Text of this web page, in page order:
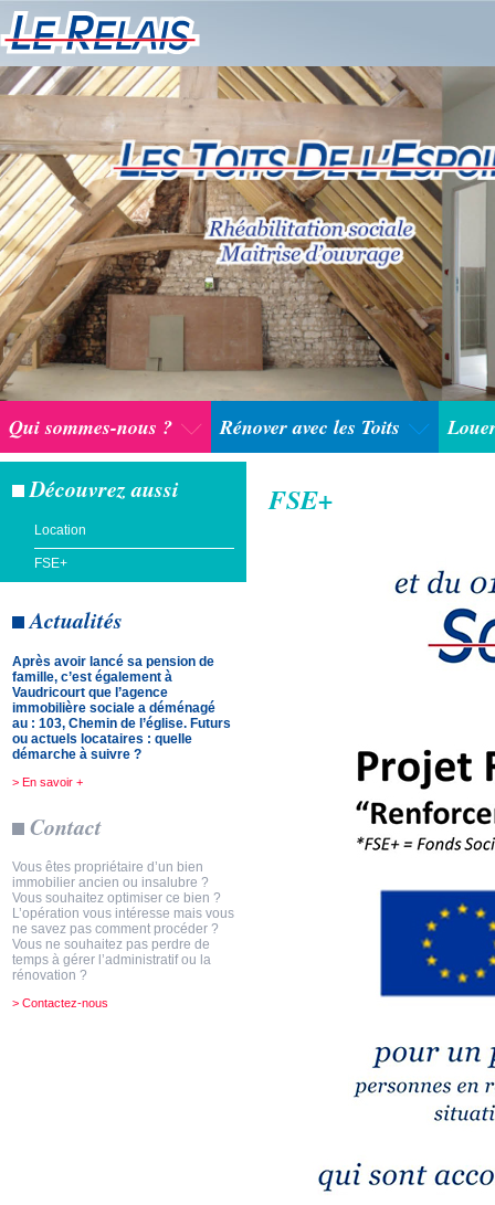
Qui sommes-nous ? Rénover avec les Toits
Découvrez aussi
Location
FSE+
Actualités
Après avoir lancé sa pension de
famille, c’est également à
Vaudricourt que l’agence
immobilière sociale a déménagé
au : 103, Chemin de l’église. Futurs
ou actuels locataires : quelle
démarche à suivre ?
> En savoir +
Contact
Vous êtes propriétaire d’un bien
immobilier ancien ou insalubre ?
Vous souhaitez optimiser ce bien ?
L’opération vous intéresse mais vous
ne savez pas comment procéder ?
Vous ne souhaitez pas perdre de
temps à gérer l’administratif ou la
rénovation ?
> Contactez-nous
FSE+